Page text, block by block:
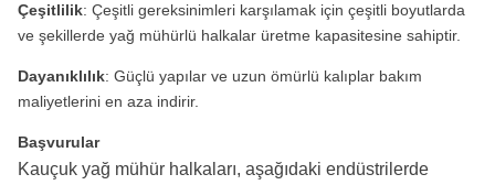
Çeşitlilik: Çeşitli gereksinimleri karşılamak için çeşitli boyutlarda
ve şekillerde yağ mühürlü halkalar üretme kapasitesine sahiptir.
Dayanıklılık: Güçlü yapılar ve uzun ömürlü kalıplar bakım
maliyetlerini en aza indirir.
Başvurular
Kauçuk yağ mühür halkaları, aşağıdaki endüstrilerde